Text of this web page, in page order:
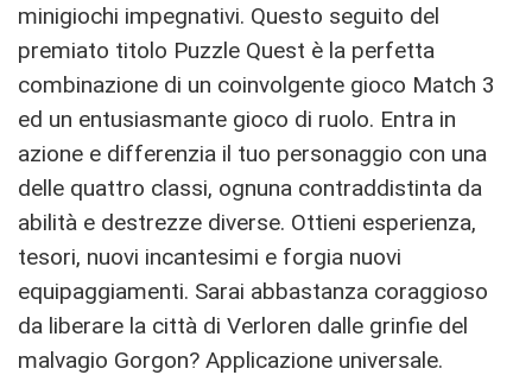
minigiochi impegnativi. Questo seguito del
premiato titolo Puzzle Quest è la perfetta
combinazione di un coinvolgente gioco Match 3
ed un entusiasmante gioco di ruolo. Entra in
azione e differenzia il tuo personaggio con una
delle quattro classi, ognuna contraddistinta da
abilità e destrezze diverse. Ottieni esperienza,
tesori, nuovi incantesimi e forgia nuovi
equipaggiamenti. Sarai abbastanza coraggioso
da liberare la città di Verloren dalle grinfie del
malvagio Gorgon? Applicazione universale.